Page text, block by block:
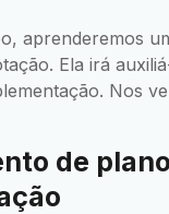
aprenderemos
Ela irá
Nos
de